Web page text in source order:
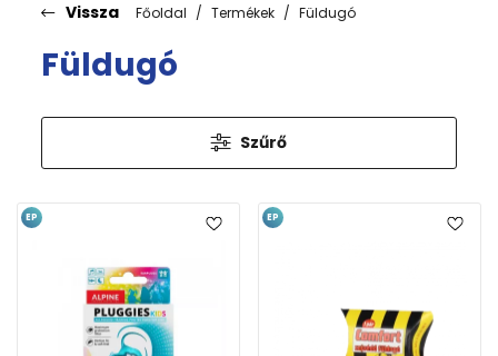
Vissza Főoldal Termékek Füldugó
Füldugó
Szűrő
EP EP